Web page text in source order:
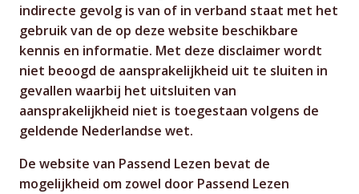
indirecte gevolg is van of in verband staat met het
gebruik van de op deze website beschikbare
kennis en informatie. Met deze disclaimer wordt
niet beoogd de aansprakelijkheid uit te sluiten in
gevallen waarbij het uitsluiten van
aansprakelijkheid niet is toegestaan volgens de
geldende Nederlandse wet.
De website van Passend Lezen bevat de
mogelijkheid om zowel door Passend Lezen